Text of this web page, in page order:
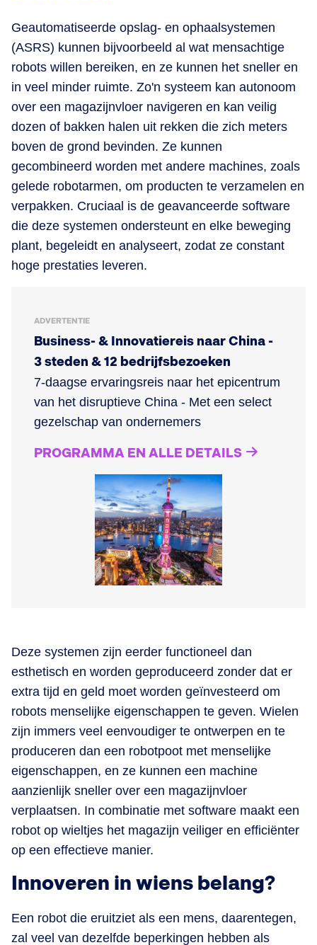
Geautomatiseerde opslag- en ophaalsystemen
(ASRS) kunnen bijvoorbeeld al wat mensachtige
robots willen bereiken, en ze kunnen het sneller en
in veel minder ruimte. Zo'n systeem kan autonoom
over een magazijnvloer navigeren en kan veilig
dozen of bakken halen uit rekken die zich meters
boven de grond bevinden. Ze kunnen
gecombineerd worden met andere machines, zoals
gelede robotarmen, om producten te verzamelen en
verpakken. Cruciaal is de geavanceerde software
die deze systemen ondersteunt en elke beweging
plant, begeleidt en analyseert, zodat ze constant
hoge prestaties leveren.
ADVERTENTIE
Business- & Innovatiereis naar China -
3 steden & 12 bedrijfsbezoeken
7-daagse ervaringsreis naar het epicentrum
van het disruptieve China - Met een select
gezelschap van ondernemers
PROGRAMMA EN ALLE DETAILS
Deze systemen zijn eerder functioneel dan
esthetisch en worden geproduceerd zonder dat er
extra tijd en geld moet worden geïnvesteerd om
robots menselijke eigenschappen te geven. Wielen
zijn immers veel eenvoudiger te ontwerpen en te
produceren dan een robotpoot met menselijke
eigenschappen, en ze kunnen een machine
aanzienlijk sneller over een magazijnvloer
verplaatsen. In combinatie met software maakt een
robot op wieltjes het magazijn veiliger en efficiënter
op een effectieve manier.
Innoveren in wiens belang?
Een robot die eruitziet als een mens, daarentegen,
zal veel van dezelfde beperkingen hebben als